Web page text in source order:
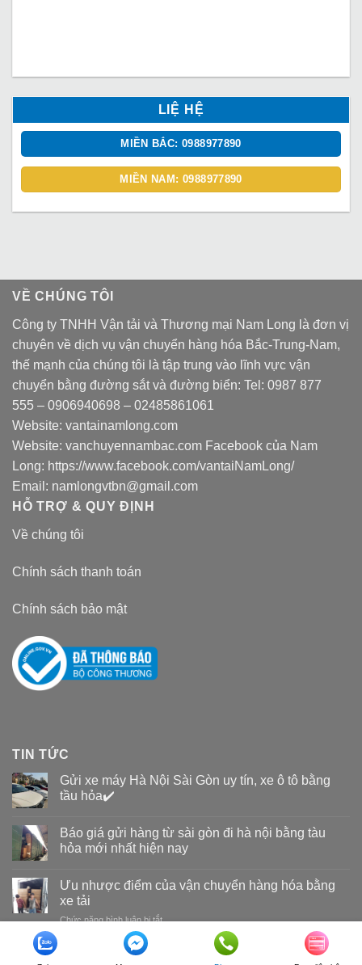
LIỆ HỆ
MIỀN BẮC: 0988977890
MIỀN NAM: 0988977890
VỀ CHÚNG TÔI
Công ty TNHH Vận tải và Thương mại Nam Long là đơn vị
chuyên về dịch vụ vận chuyển hàng hóa Bắc-Trung-Nam,
thế mạnh của chúng tôi là tập trung vào lĩnh vực vận
chuyển bằng đường sắt và đường biển: Tel: 0987 877
555 – 0906940698 – 02485861061
Website: vantainamlong.com
Website: vanchuyennambac.com Facebook của Nam
Long: https://www.facebook.com/vantaiNamLong/
Email: namlongvtbn@gmail.com
HỖ TRỢ & QUY ĐỊNH
Về chúng tôi
Chính sách thanh toán
Chính sách bảo mật
TIN TỨC
Gửi xe máy Hà Nội Sài Gòn uy tín, xe ô tô bằng
tầu hỏa✔️
Báo giá gửi hàng từ sài gòn đi hà nội bằng tàu
hỏa mới nhất hiện nay
Ưu nhược điểm của vận chuyển hàng hóa bằng
xe tải
Chức năng bình luận bị tắtở
Copyright 2026 © Vận tải đường sắt Nam Long